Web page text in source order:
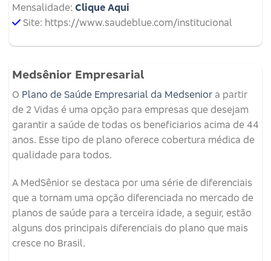
Mensalidade: Clique Aqui
Site: https://www.saudeblue.com/institucional
Medsênior Empresarial
O Plano de Saúde Empresarial da Medsenior a partir
de 2 Vidas é uma opção para empresas que desejam
garantir a saúde de todas os beneficiarios acima de 44
anos. Esse tipo de plano oferece cobertura médica de
qualidade para todos.
A MedSênior se destaca por uma série de diferenciais
que a tornam uma opção diferenciada no mercado de
planos de saúde para a terceira idade, a seguir, estão
alguns dos principais diferenciais do plano que mais
cresce no Brasil.